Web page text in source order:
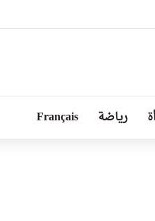
مع الرئيس تبون
رياضة Français